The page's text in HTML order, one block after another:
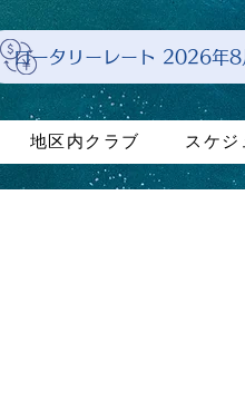
ロータリーレート 2026
地区内クラブ スケジ